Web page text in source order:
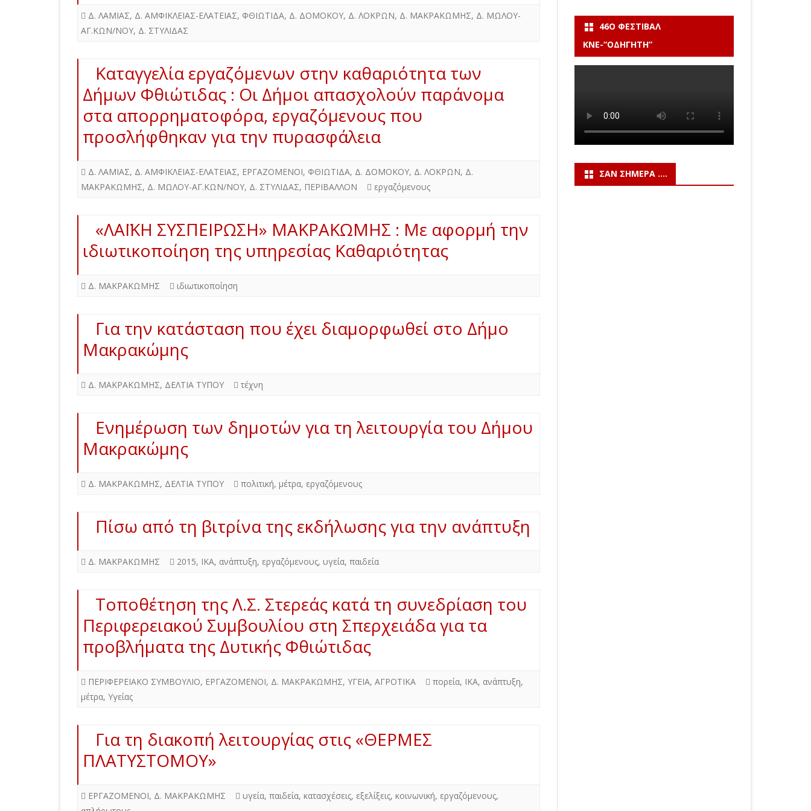
ΑΘΛΗΤΙΣΜΟΣ
ΕΥΡΩΠΑΪΚΗ ΕΝΩΣΗ
ΚΟΣΜΟΣ
ΠΡΟΣΦΑΤΗ ΙΣΤΟΡΙΑ
Δ. ΛΑΜΙΑΣ, Δ. ΑΜΦΙΚΛΕΙΑΣ-ΕΛΑΤΕΙΑΣ, ΦΘΙΩΤΙΔΑ, Δ. ΔΟΜΟΚΟΥ, Δ. ΛΟΚΡΩΝ, Δ. ΜΑΚΡΑΚΩΜΗΣ, Δ. ΜΩΛΟΥ-
ΑΓ.ΚΩΝ/ΝΟΥ, Δ. ΣΤΥΛΙΔΑΣ
Καταγγελία εργαζόμενων στην καθαριότητα των
Δήμων Φθιώτιδας : Οι Δήμοι απασχολούν παράνομα
στα απορρηματοφόρα, εργαζόμενους που
προσλήφθηκαν για την πυρασφάλεια
Δ. ΛΑΜΙΑΣ, Δ. ΑΜΦΙΚΛΕΙΑΣ-ΕΛΑΤΕΙΑΣ, ΕΡΓΑΖΟΜΕΝΟΙ, ΦΘΙΩΤΙΔΑ, Δ. ΔΟΜΟΚΟΥ, Δ. ΛΟΚΡΩΝ, Δ.
ΜΑΚΡΑΚΩΜΗΣ, Δ. ΜΩΛΟΥ-ΑΓ.ΚΩΝ/ΝΟΥ, Δ. ΣΤΥΛΙΔΑΣ, ΠΕΡΙΒΑΛΛΟΝ εργαζόμενους
«ΛΑΪΚΗ ΣΥΣΠΕΙΡΩΣΗ» ΜΑΚΡΑΚΩΜΗΣ : Με αφορμή την
ιδιωτικοποίηση της υπηρεσίας Καθαριότητας
Δ. ΜΑΚΡΑΚΩΜΗΣ ιδιωτικοποίηση
Για την κατάσταση που έχει διαμορφωθεί στο Δήμο
Μακρακώμης
Δ. ΜΑΚΡΑΚΩΜΗΣ, ΔΕΛΤΙΑ ΤΥΠΟΥ τέχνη
Ενημέρωση των δημοτών για τη λειτουργία του Δήμου
Μακρακώμης
Δ. ΜΑΚΡΑΚΩΜΗΣ, ΔΕΛΤΙΑ ΤΥΠΟΥ πολιτική, μέτρα, εργαζόμενους
Πίσω από τη βιτρίνα της εκδήλωσης για την ανάπτυξη
Δ. ΜΑΚΡΑΚΩΜΗΣ 2015, ΙΚΑ, ανάπτυξη, εργαζόμενους, υγεία, παιδεία
Τοποθέτηση της Λ.Σ. Στερεάς κατά τη συνεδρίαση του
Περιφερειακού Συμβουλίου στη Σπερχειάδα για τα
προβλήματα της Δυτικής Φθιώτιδας
ΠΕΡΙΦΕΡΕΙΑΚΟ ΣΥΜΒΟΥΛΙΟ, ΕΡΓΑΖΟΜΕΝΟΙ, Δ. ΜΑΚΡΑΚΩΜΗΣ, ΥΓΕΙΑ, ΑΓΡΟΤΙΚΑ πορεία, ΙΚΑ, ανάπτυξη,
μέτρα, Υγείας
Για τη διακοπή λειτουργίας στις «ΘΕΡΜΕΣ
ΠΛΑΤΥΣΤΟΜΟΥ»
ΕΡΓΑΖΟΜΕΝΟΙ, Δ. ΜΑΚΡΑΚΩΜΗΣ υγεία, παιδεία, κατασχέσεις, εξελίξεις, κοινωνική, εργαζόμενους,
46Ο ΦΕΣΤΙΒΆΛ
ΚΝΕ-“ΟΔΗΓΗΤΗ”
ΣΑΝ ΣΉΜΕΡΑ ….